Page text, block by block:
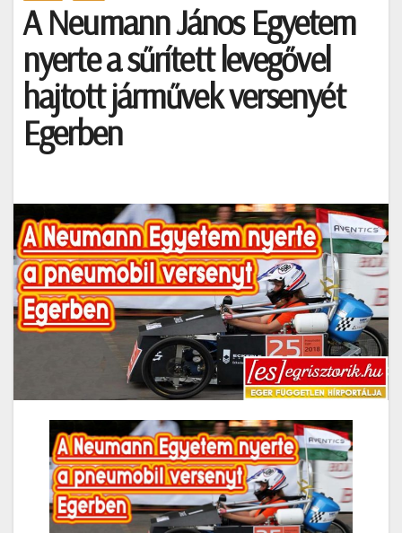
A Neumann János Egyetem
nyerte a sűrített levegővel
hajtott járművek versenyét
Egerben